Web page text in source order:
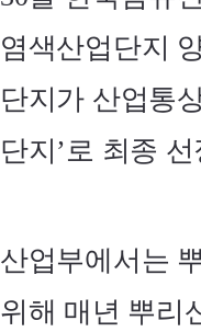
염색산업단지
단지가 산업통
단지’로 최종
산업부에서는
위해 매년 뿌리